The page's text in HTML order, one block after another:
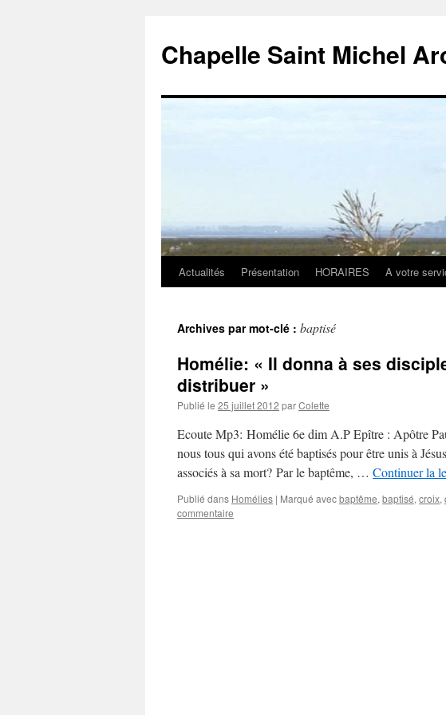
Chapelle Saint Michel
Aller
contenu
Actualités Présentation HORAIRES A votre
Archives par mot-clé : baptisé
Homélie: « Il donna à ses
distribuer »
Publié le 25 juillet 2012 parColette
Ecoute Mp3: Homélie 6e dim A.P Epître : Apôtre
nous tous qui avons été baptisés pour être unis à
associés à sa mort? Par le baptême, … Continuer la
Publié dans Homélies | Marqué avecbaptême, baptisé, croix,
commentaire